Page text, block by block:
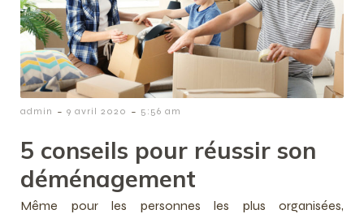
admin - 9 avril 2020 - 5:56 am
5 conseils pour réussir son
déménagement
Même pour les personnes les plus organisées,